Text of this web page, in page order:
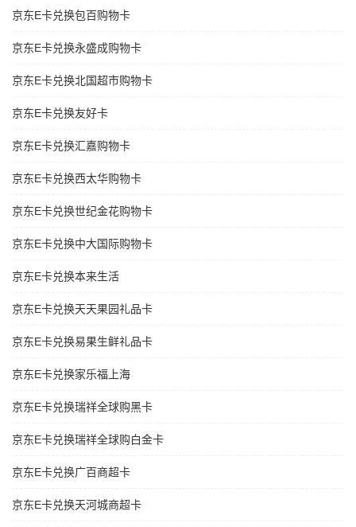
京东E卡兑换包百购物卡
京东E卡兑换永盛成购物卡
京东E卡兑换北国超市购物卡
京东E卡兑换友好卡
京东E卡兑换汇嘉购物卡
京东E卡兑换西太华购物卡
京东E卡兑换世纪金花购物卡
京东E卡兑换中大国际购物卡
京东E卡兑换本来生活
京东E卡兑换天天果园礼品卡
京东E卡兑换易果生鲜礼品卡
京东E卡兑换家乐福上海
京东E卡兑换瑞祥全球购黑卡
京东E卡兑换瑞祥全球购白金卡
京东E卡兑换广百商超卡
京东E卡兑换天河城商超卡